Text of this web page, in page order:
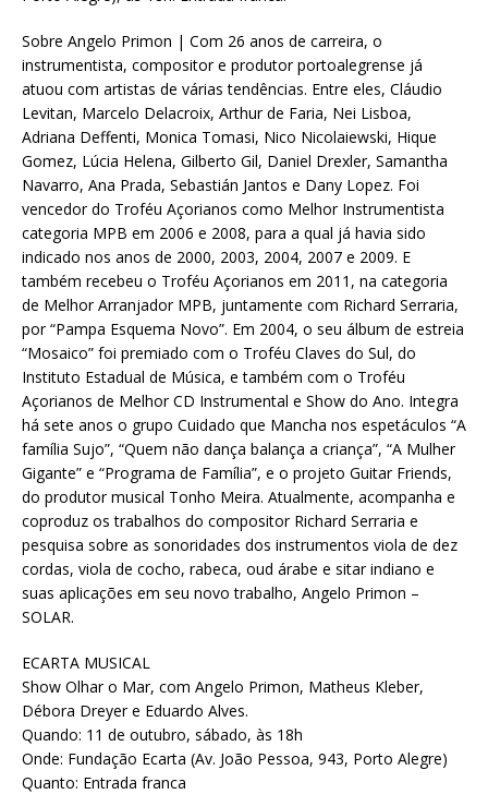
Sobre Angelo Primon | Com 26 anos de carreira, o
instrumentista, compositor e produtor portoalegrense já
atuou com artistas de várias tendências. Entre eles, Cláudio
Levitan, Marcelo Delacroix, Arthur de Faria, Nei Lisboa,
Adriana Deffenti, Monica Tomasi, Nico Nicolaiewski, Hique
Gomez, Lúcia Helena, Gilberto Gil, Daniel Drexler, Samantha
Navarro, Ana Prada, Sebastián Jantos e Dany Lopez. Foi
vencedor do Troféu Açorianos como Melhor Instrumentista
categoria MPB em 2006 e 2008, para a qual já havia sido
indicado nos anos de 2000, 2003, 2004, 2007 e 2009. E
também recebeu o Troféu Açorianos em 2011, na categoria
de Melhor Arranjador MPB, juntamente com Richard Serraria,
por “Pampa Esquema Novo”. Em 2004, o seu álbum de estreia
“Mosaico” foi premiado com o Troféu Claves do Sul, do
Instituto Estadual de Música, e também com o Troféu
Açorianos de Melhor CD Instrumental e Show do Ano. Integra
há sete anos o grupo Cuidado que Mancha nos espetáculos “A
família Sujo”, “Quem não dança balança a criança”, “A Mulher
Gigante” e “Programa de Família”, e o projeto Guitar Friends,
do produtor musical Tonho Meira. Atualmente, acompanha e
coproduz os trabalhos do compositor Richard Serraria e
pesquisa sobre as sonoridades dos instrumentos viola de dez
cordas, viola de cocho, rabeca, oud árabe e sitar indiano e
suas aplicações em seu novo trabalho, Angelo Primon –
SOLAR.
ECARTA MUSICAL
Show Olhar o Mar, com Angelo Primon, Matheus Kleber,
Débora Dreyer e Eduardo Alves.
Quando: 11 de outubro, sábado, às 18h
Onde: Fundação Ecarta (Av. João Pessoa, 943, Porto Alegre)
Quanto: Entrada franca